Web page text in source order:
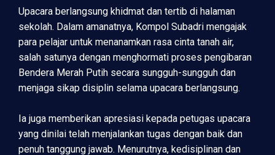
Upacara berlangsung khidmat dan tertib di halaman
sekolah. Dalam amanatnya, Kompol Subadri mengajak
para pelajar untuk menanamkan rasa cinta tanah air,
salah satunya dengan menghormati proses pengibaran
Bendera Merah Putih secara sungguh-sungguh dan
menjaga sikap disiplin selama upacara berlangsung.
Ia juga memberikan apresiasi kepada petugas upacara
yang dinilai telah menjalankan tugas dengan baik dan
penuh tanggung jawab. Menurutnya, kedisiplinan dan